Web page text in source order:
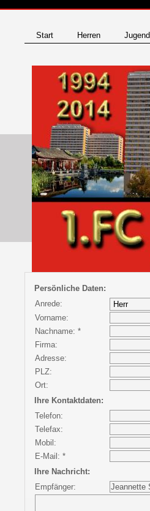
Persönliche Daten:
Anrede:
Vorname:
Nachname: *
Firma:
Adresse:
PLZ:
Ort:
Ihre Kontaktdaten:
Telefon:
Telefax:
Mobil:
E-Mail: *
Ihre Nachricht:
Empfänger:
Start Herren Jugend